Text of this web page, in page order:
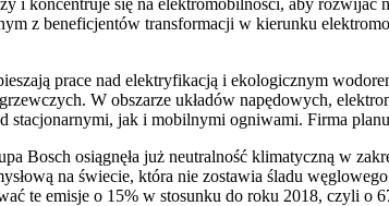
z beneficjentów transformacji w kierunku
prace nad elektryfikacją i ekologicznym
W obszarze układów napędowych,
stacjonarnymi, jak i mobilnymi ogniwami. Firma
Bosch osiągnęła już neutralność klimatyczną w
na świecie, która nie zostawia śladu
te emisje o 15% w stosunku do roku 2018, czyli o